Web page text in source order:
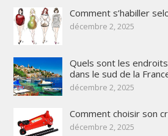
Comment s’habiller
décembre 2, 2025
Quels sont les
dans le sud de la
décembre 2, 2025
Comment choisir son
décembre 2, 2025